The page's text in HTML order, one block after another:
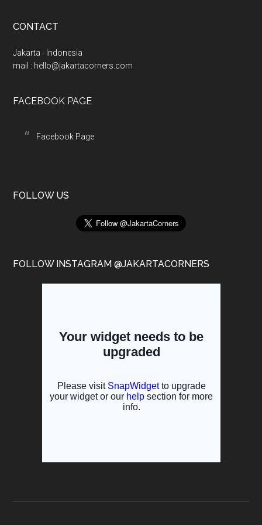
d
e
CONTACT
Jakarta - Indonesia
mail : hello@jakartacorners.com
FACEBOOK PAGE
Facebook Page
FOLLOW US
FOLLOW INSTAGRAM @JAKARTACORNERS